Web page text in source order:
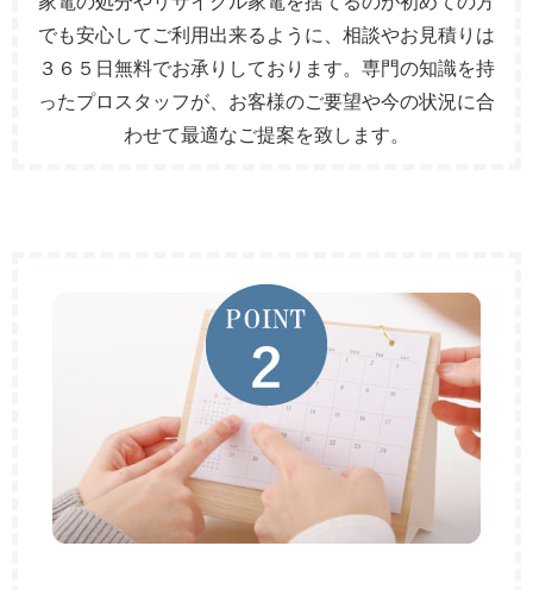
でも安心してご利用出来るように、相談やお見積りは
３６５日無料でお承りしております。専門の知識を持
ったプロスタッフが、お客様のご要望や今の状況に合
わせて最適なご提案を致します。